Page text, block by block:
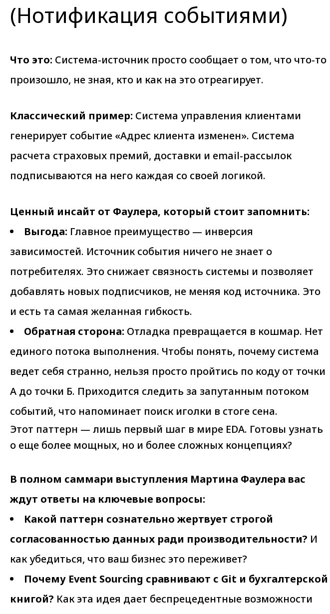
(Нотификация событиями)
Что это: Система-источник просто сообщает о том, что что-то
произошло, не зная, кто и как на это отреагирует.
Классический пример: Система управления клиентами
генерирует событие «Адрес клиента изменен». Система
расчета страховых премий, доставки и email-рассылок
подписываются на него каждая со своей логикой.
Ценный инсайт от Фаулера, который стоит запомнить:
Выгода: Главное преимущество — инверсия
зависимостей. Источник события ничего не знает о
потребителях. Это снижает связность системы и позволяет
добавлять новых подписчиков, не меняя код источника. Это
и есть та самая желанная гибкость.
Обратная сторона: Отладка превращается в кошмар. Нет
единого потока выполнения. Чтобы понять, почему система
ведет себя странно, нельзя просто пройтись по коду от точки
А до точки Б. Приходится следить за запутанным потоком
событий, что напоминает поиск иголки в стоге сена.
Этот паттерн — лишь первый шаг в мире EDA. Готовы узнать
о еще более мощных, но и более сложных концепциях?
В полном саммари выступления Мартина Фаулера вас
ждут ответы на ключевые вопросы:
Какой паттерн сознательно жертвует строгой
согласованностью данных ради производительности? И
как убедиться, что ваш бизнес это переживет?
Почему Event Sourcing сравнивают с Git и бухгалтерской
книгой? Как эта идея дает беспрецедентные возможности